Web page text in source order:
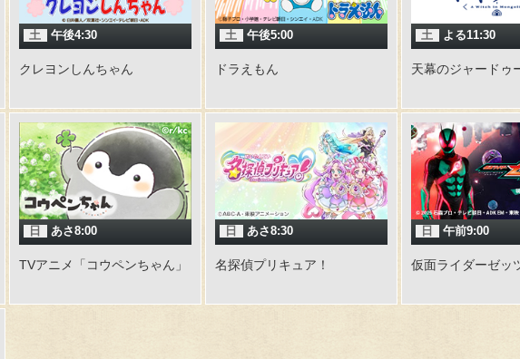
土 午後4:30
クレヨンしんちゃん
土 午後5:00
ドラえもん
土 よる11:30
天幕のジャードゥ
日 あさ8:00
TVアニメ「コウペンちゃん」
日 あさ8:30
名探偵プリキュア！
日 午前9:00
仮面ライダーゼッ